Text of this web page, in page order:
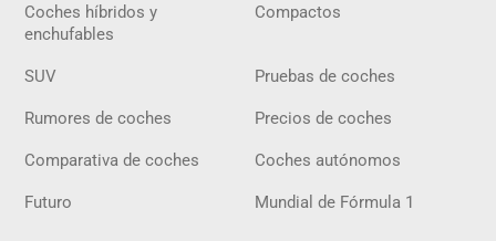
Coches híbridos y
enchufables
Compactos
SUV Pruebas de coches
Rumores de coches Precios de coches
Comparativa de coches Coches autónomos
Futuro Mundial de Fórmula 1